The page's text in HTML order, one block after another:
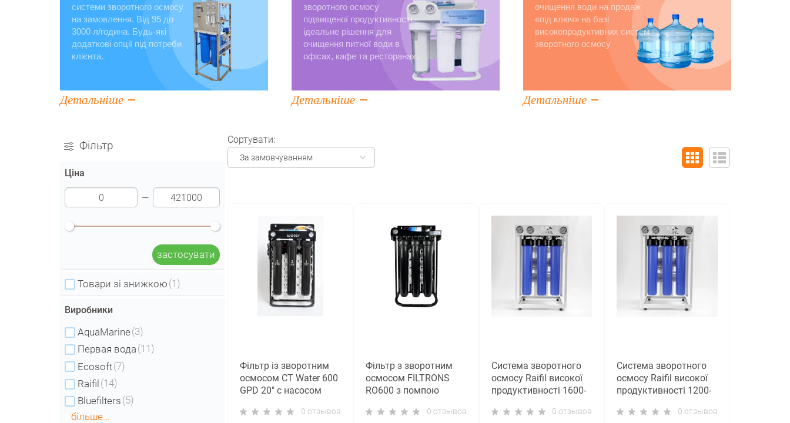
системи зворотного осмосу
на замовлення. Від 95 до
3000 л/година. Будь-які
додаткові опції під потреби
клієнта.
Детальніше
зворотного осмосу
підвищеної продуктивності -
ідеальне рішення для
очищення питної води в
офісах, кафе та ресторанах.
Детальніше
очищення води на продаж
«під ключ» на базі
високопродуктивних систем
зворотного осмосу
Детальніше
Фільтр
Ціна
застосувати
Товари зі знижкою (1)
Виробники
AquaMarine(3)
Первая вода (11)
Ecosoft(7)
Raifil (14)
Bluefilters (5)
більше...
Сортувати:
За замовчуванням
Фільтр із зворотним
осмосом CT Water 600
GPD 20" c насосом
накопичувального
0 отзывов
Фільтр з зворотним
осмосом FILTRONS
RO600 з помпою
0 отзывов
Система зворотного
осмосу Raifil високої
продуктивності 1600-
0 отзывов
Система зворотного
осмосу Raifil високої
продуктивності 1200-
0 отзывов